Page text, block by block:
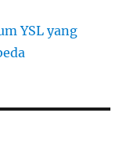
YSL yang